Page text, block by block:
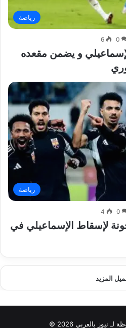
رياضة
0
6
و يضمن مقعده
رياضة
0
4
لإسقاط الإسماعيلي في
المزيد
نيوز بالعربي 2026 ©